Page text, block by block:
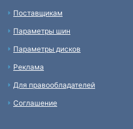
Поставщикам
Параметры шин
Параметры дисков
Реклама
Для правообладателей
Соглашение